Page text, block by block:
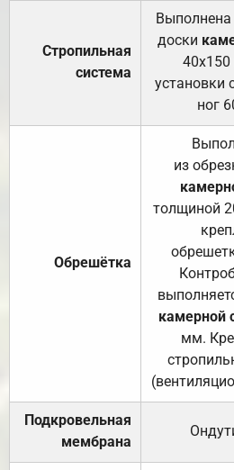
Стропильная
система
Выполнена
доски
установки
ног
Обрешётка
из
толщиной
камерной
мм.
Подкровельная
мембрана